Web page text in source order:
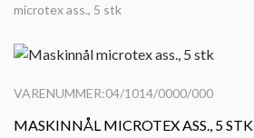
microtex ass., 5 stk
VARENUMMER:04/1014/0000/000
MASKINNÅL MICROTEX ASS., 5 STK